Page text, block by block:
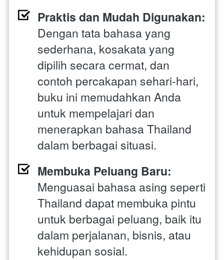
Praktis dan Mudah Digunakan:
Dengan tata bahasa yang
sederhana, kosakata yang
dipilih secara cermat, dan
contoh percakapan sehari-hari,
buku ini memudahkan Anda
untuk mempelajari dan
menerapkan bahasa Thailand
dalam berbagai situasi.
Membuka Peluang Baru:
Menguasai bahasa asing seperti
Thailand dapat membuka pintu
untuk berbagai peluang, baik itu
dalam perjalanan, bisnis, atau
kehidupan sosial.